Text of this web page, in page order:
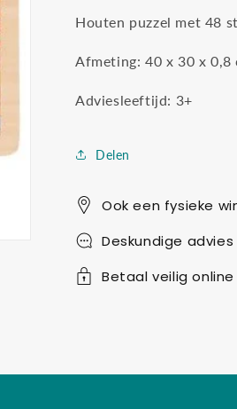
Houten puzzel met 48
Afmeting: 40 x 30 x 0,8
Adviesleeftijd: 3+
Delen
Ook een fysieke
Deskundige advies
Betaal veilig online